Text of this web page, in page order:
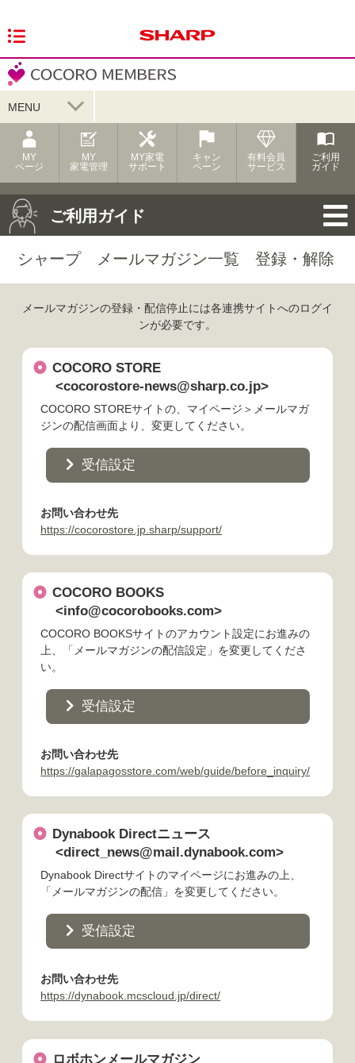
MENU
MY
ページ
MY
家電管理
MY家電
サポート
キャン
ペーン
有料会員
サービス
ご利用
ガイド
ご利用ガイド
シャープ メールマガジン一覧 登録・解除
メールマガジンの登録・配信停止には各連携サイトへのログイ
ンが必要です。
COCORO STORE
<cocorostore-news@sharp.co.jp>
COCORO STOREサイトの、マイページ＞メールマガ
ジンの配信画面より、変更してください。
受信設定
お問い合わせ先
https://cocorostore.jp.sharp/support/
COCORO BOOKS
<info@cocorobooks.com>
COCORO BOOKSサイトのアカウント設定にお進みの
上、「メールマガジンの配信設定」を変更してくださ
い。
受信設定
お問い合わせ先
https://galapagosstore.com/web/guide/before_inquiry/
Dynabook Directニュース
<direct_news@mail.dynabook.com>
Dynabook Directサイトのマイページにお進みの上、
「メールマガジンの配信」を変更してください。
受信設定
お問い合わせ先
https://dynabook.mcscloud.jp/direct/
ロボホンメールマガジン